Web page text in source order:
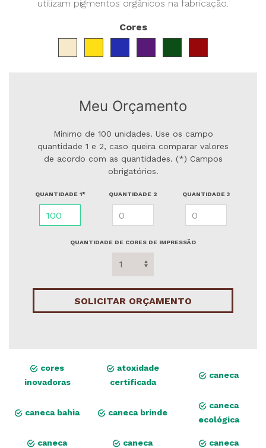
utilizam pigmentos orgânicos na fabricação.
Cores
Meu Orçamento
Mínimo de 100 unidades. Use os campo
quantidade 1 e 2, caso queira comparar valores
de acordo com as quantidades. (*) Campos
obrigatórios.
QUANTIDADE 1* QUANTIDADE 2 QUANTIDADE 3
QUANTIDADE DE CORES DE IMPRESSÃO
SOLICITAR ORÇAMENTO
cores
inovadoras
atoxidade
certificada
caneca
caneca bahia caneca brinde
caneca
ecológica
caneca
caneca
caneca